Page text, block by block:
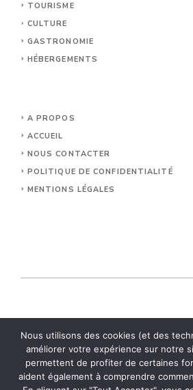
TOURISME
CULTURE
GASTRONOMIE
HÉBERGEMENTS
A PROPOS
ACCUEIL
NOUS CONTACTER
POLITIQUE DE CONFIDENTIALITÉ
MENTIONS LÉGALES
Nous utilisons des cookies (et des
améliorer votre expérience sur notre
permettent de profiter de certaines
aident également à comprendre